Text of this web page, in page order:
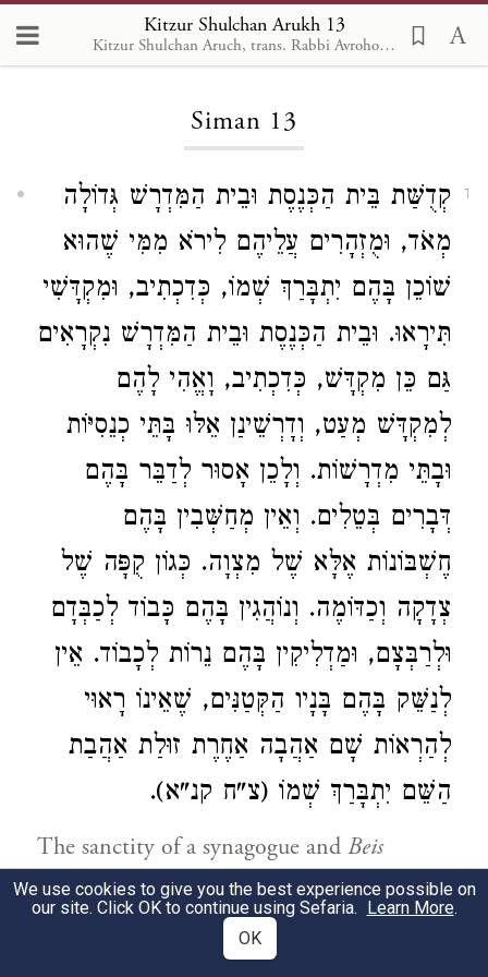
Kitzur Shulchan Arukh 13
Kitzur Shulchan Aruch, trans. Rabbi Avrohom Davis, Metsudah Pub., 1996
Loading...
Siman 13
1
קְדֻשַּׁת בֵּית הַכְּנֶסֶת וּבֵית הַמִּדְרָשׁ גְּדוֹלָה
מְאֹד, וּמֻזְהָרִים עֲלֵיהֶם לִירֹא מִמִּי שֶׁהוּא
שׁוֹכֵן בָּהֶם יִתְבָּרַךְ שְׁמוֹ, כְּדִכְתִיב, וּמִקְדָּשִׁי
תִּירָאוּ. וּבֵית הַכְּנֶסֶת וּבֵית הַמִּדְרָשׁ נִקְרָאִים
גַּם כֵּן מִקְדָּשׁ, כְּדִכְתִיב, וָאֱהִי לָהֶם
לְמִקְדָּשׁ מְעַט, וְדָרְשֵׁינַן אֵלּוּ בָּתֵּי כְנֵסִיּוֹת
וּבָתֵּי מִדְרָשׁוֹת. וְלָכֵן אָסוּר לְדַבֵּר בָּהֶם
דְּבָרִים בְּטֵלִים. וְאֵין מְחַשְּׁבִין בָּהֶם
חֶשְׁבּוֹנוֹת אֶלָּא שֶׁל מִצְוָה. כְּגוֹן קֻפָּה שֶׁל
צְדָקָה וְכַדּוֹמֶה. וְנוֹהֲגִין בָּהֶם כָּבוֹד לְכַבְּדָם
וּלְרַבְּצָם, וּמַדְלִיקִין בָּהֶם נֵרוֹת לְכָבוֹד. אֵין
לְנַשֵּׁק בָּהֶם בָּנָיו הַקְּטַנִּים, שֶׁאֵינוֹ רָאוּי
לְהַרְאוֹת שָׁם אַהֲבָה אַחֶרֶת זוּלַת אַהֲבַת
הַשֵּׁם יִתְבָּרַךְ שְׁמוֹ (צ"ח קנ"א).
The sanctity of a synagogue and Beis
Midrashis very great, and we are
commanded to fear the One Who dwells in
them, blessed be His Name; as it is written,
We use cookies to give you the best experience possible on
our site. Click OK to continue using Sefaria. Learn More.
OK